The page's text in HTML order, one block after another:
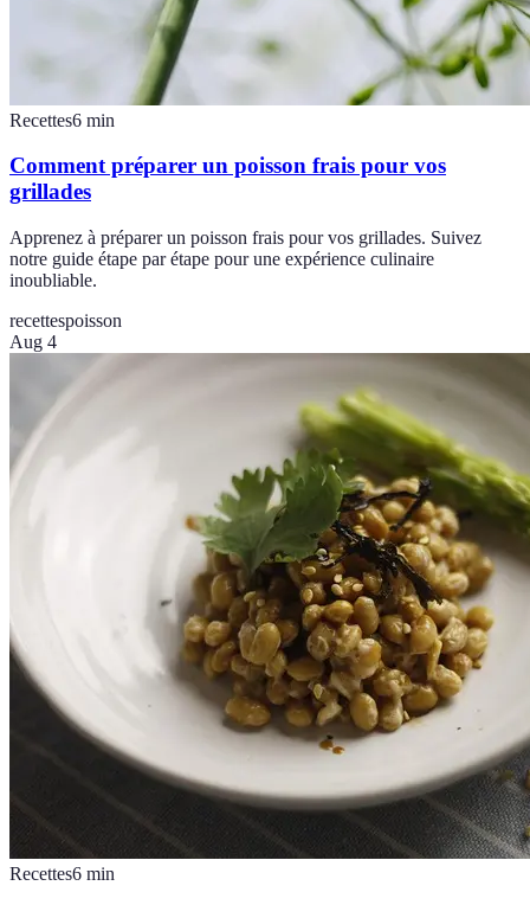
Recettes6 min
Comment préparer un poisson frais pour vos
grillades
Apprenez à préparer un poisson frais pour vos grillades. Suivez
notre guide étape par étape pour une expérience culinaire
inoubliable.
recettespoisson
Aug 4
Recettes6 min